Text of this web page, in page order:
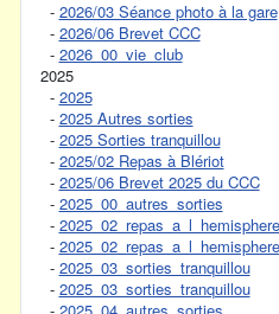
- 2026/03 Séance photo à la gare
- 2026/06 Brevet CCC
- 2026_00_vie_club
2025
- 2025
- 2025 Autres sorties
- 2025 Sorties tranquillou
- 2025/02 Repas à Blériot
- 2025/06 Brevet 2025 du CCC
- 2025_00_autres_sorties
- 2025_02_repas_a_l_hemisphere
- 2025_02_repas_a_l_hemisphere
- 2025_03_sorties_tranquillou
- 2025_03_sorties_tranquillou